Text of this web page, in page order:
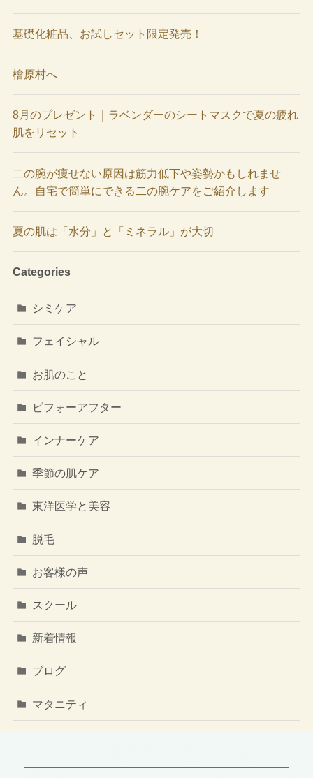
基礎化粧品、お試しセット限定発売！
檜原村へ
8月のプレゼント｜ラベンダーのシートマスクで夏の疲れ
肌をリセット
二の腕が痩せない原因は筋力低下や姿勢かもしれませ
ん。自宅で簡単にできる二の腕ケアをご紹介します
夏の肌は「水分」と「ミネラル」が大切
Categories
シミケア
フェイシャル
お肌のこと
ビフォーアフター
インナーケア
季節の肌ケア
東洋医学と美容
脱毛
お客様の声
スクール
新着情報
ブログ
マタニティ